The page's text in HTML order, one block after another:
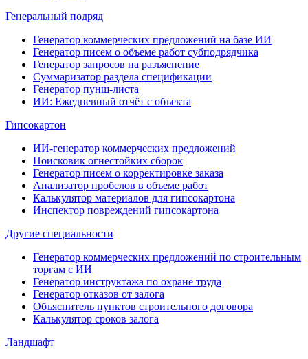
Генеральный подряд
Генератор коммерческих предложений на базе ИИ
Генератор писем о объеме работ субподрядчика
Генератор запросов на разъяснение
Суммаризатор раздела спецификации
Генератор пунш-листа
ИИ: Ежедневный отчёт с объекта
Гипсокартон
ИИ-генератор коммерческих предложений
Поисковик огнестойких сборок
Генератор писем о корректировке заказа
Анализатор пробелов в объеме работ
Калькулятор материалов для гипсокартона
Инспектор повреждений гипсокартона
Другие специальности
Генератор коммерческих предложений по строительным
торгам с ИИ
Генератор инструктажа по охране труда
Генератор отказов от залога
Объяснитель пунктов строительного договора
Калькулятор сроков залога
Ландшафт